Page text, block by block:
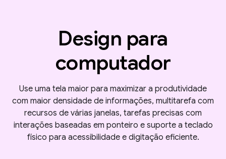
Design para
computador
Use uma tela maior para maximizar a produtividade
com maior densidade de informações, multitarefa com
recursos de várias janelas, tarefas precisas com
interações baseadas em ponteiro e suporte a teclado
físico para acessibilidade e digitação eficiente.